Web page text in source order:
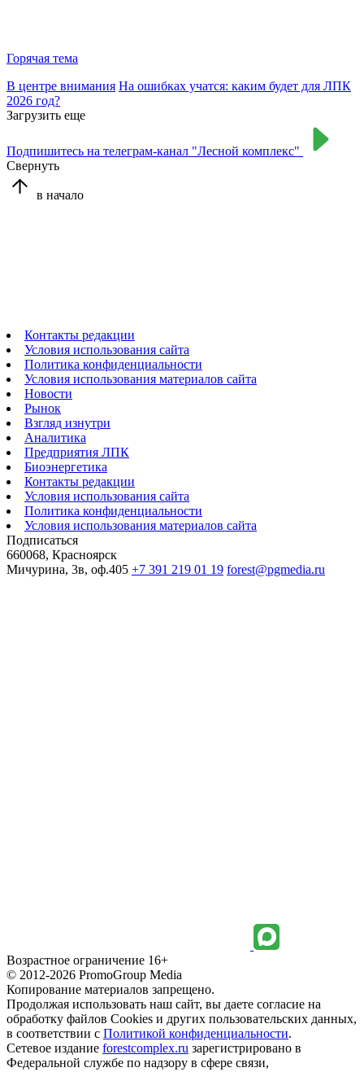
Горячая тема
В центре внимания На ошибках учатся: каким будет для ЛПК
2026 год?
Загрузить еще
Подпишитесь на телеграм-канал "Лесной комплекс"
Свернуть
в начало
Контакты редакции
Условия использования сайта
Политика конфиденциальности
Условия использования материалов сайта
Новости
Рынок
Взгляд изнутри
Аналитика
Предприятия ЛПК
Биоэнергетика
Контакты редакции
Условия использования сайта
Политика конфиденциальности
Условия использования материалов сайта
Подписаться
660068, Красноярск
Мичурина, 3в, оф.405 +7 391 219 01 19 forest@pgmedia.ru
Возрастное ограничение 16+
© 2012-2026 PromoGroup Media
Копирование материалов запрещено.
Продолжая использовать наш сайт, вы даете согласие на
обработку файлов Cookies и других пользовательских данных,
в соответствии с Политикой конфиденциальности.
Сетевое издание forestcomplex.ru зарегистрировано в
Федеральной службе по надзору в сфере связи,